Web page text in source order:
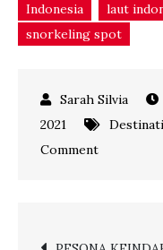
Indonesia
laut
snorkeling spot
2021
Commenton